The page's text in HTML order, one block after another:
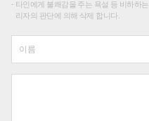
타인에게 불쾌감을 주는 욕설 등 비하하
리자의 판단에 의해 삭제 합니다.